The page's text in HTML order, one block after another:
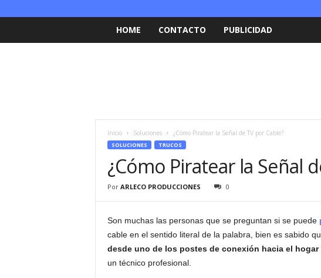
HOME CONTACTO PUBLICIDAD
Inicio Soluciones ¿Cómo Piratear la Señal de TV por Cable?
SOLUCIONES TRUCOS
¿Cómo Piratear la Señal
Por ARLECO PRODUCCIONES 0
Son muchas las personas que se preguntan si se puede
cable en el sentido literal de la palabra, bien es sabido
desde uno de los postes de conexión hacia el hogar
un técnico profesional.